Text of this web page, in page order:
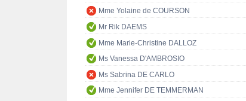
Mme Yolaine de COURSON
Mr Rik DAEMS
Mme Marie-Christine DALLOZ
Ms Vanessa D'AMBROSIO
Ms Sabrina DE CARLO
Mme Jennifer DE TEMMERMAN